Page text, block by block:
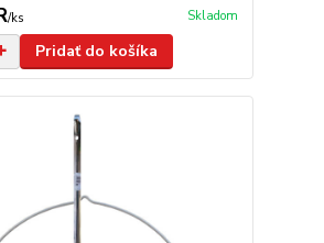
/ks Skladom
Pridať do košíka